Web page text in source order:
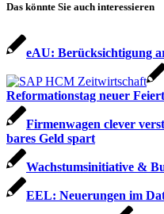
Das könnte Sie auch interessieren
eAU: Berücksichtigung
Reformationstag neuer
Firmenwagen clever
bares Geld spart
Wachstumsinitiative &
EEL: Neuerungen im